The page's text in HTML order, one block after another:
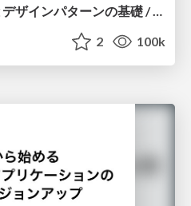
オブジェクト指向設計とデザインパターンの基礎 / Basics of object oriented design and design pattern
2 100k